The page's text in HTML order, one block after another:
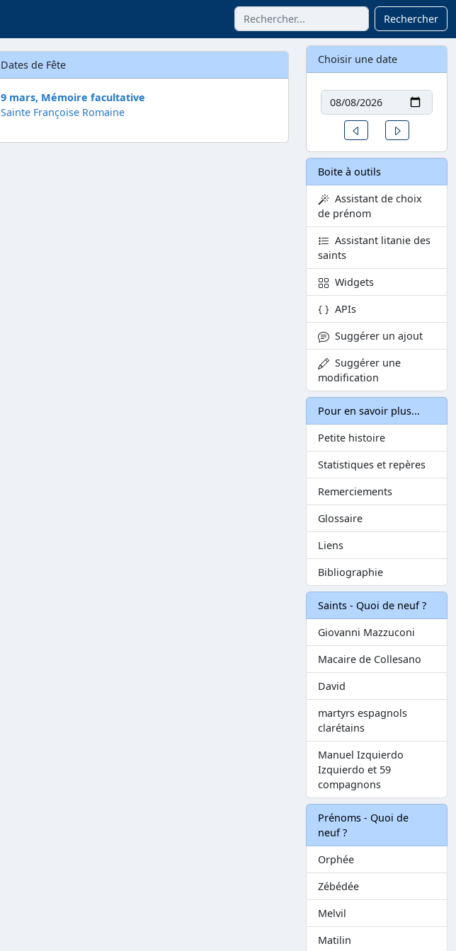
Rechercher
Dates de Fête
9 mars, Mémoire facultative
Sainte Françoise Romaine
Choisir une date
Date
Un jour avant
Boite à outils
Assistant de choix
de prénom
Assistant litanie des
saints
Widgets
APIs
Suggérer un ajout
Suggérer une
modification
Pour en savoir plus...
Petite histoire
Statistiques et repères
Remerciements
Glossaire
Liens
Bibliographie
Saints - Quoi de neuf ?
Giovanni Mazzuconi
Macaire de Collesano
David
martyrs espagnols
clarétains
Manuel Izquierdo
Izquierdo et 59
compagnons
Prénoms - Quoi de
neuf ?
Orphée
Zébédée
Melvil
Matilin